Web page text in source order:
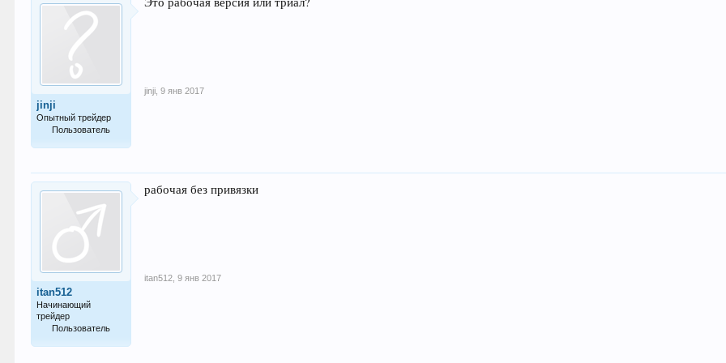
jinji
Опытный трейдер
Пользователь
jinji 9 янв 2017
itan512
Начинающий
трейдер
Пользователь
рабочая без привязки
itan512 9 янв 2017